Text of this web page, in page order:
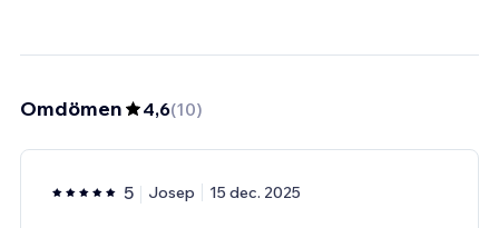
Omdömen 4,6(10)
5 Josep 15 dec. 2025